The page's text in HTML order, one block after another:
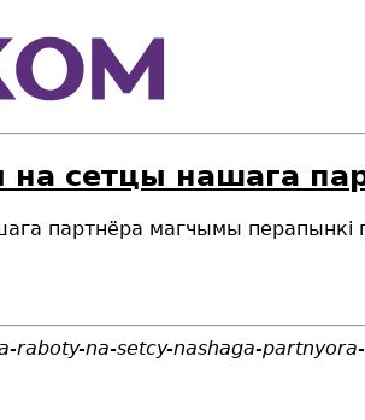
сетцы нашага
партнёра магчымы перапынкi
raboty-na-setcy-nashaga-